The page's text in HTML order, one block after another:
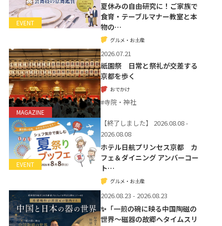
EVENT
夏休みの自由研究に！ご家族で
食育・テーブルマナー教室と本
物の…
グルメ・お土産
MAGAZINE
2026.07.21
祇園祭 日常と祭礼が交差する
京都を歩く
おでかけ
#寺院・神社
EVENT
【終了しました】
2026.08.08 -
2026.08.08
ホテル日航プリンセス京都 カ
フェ＆ダイニング アンバーコー
ト…
グルメ・お土産
2026.08.23 - 2026.08.23
✨「一煎の碗に映る中国陶磁の
世界〜磁器の故郷へタイムスリ